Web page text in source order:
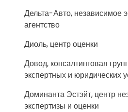
Дельта-Авто, независимое
агентство
Диоль, центр оценки
Довод, консалтинговая
экспертных и юридических
Доминанта Эстэйт, центр
экспертизы и оценки